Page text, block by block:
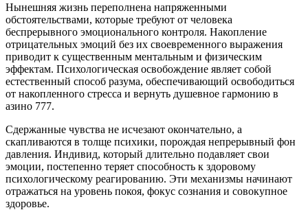
Нынешняя жизнь переполнена напряженными
обстоятельствами, которые требуют от человека
беспрерывного эмоционального контроля. Накопление
отрицательных эмоций без их своевременного выражения
приводит к существенным ментальным и физическим
эффектам. Психологическая освобождение являет собой
естественный способ разума, обеспечивающий освободиться
от накопленного стресса и вернуть душевное гармонию в
азино 777.
Сдержанные чувства не исчезают окончательно, а
скапливаются в толще психики, порождая непрерывный фон
давления. Индивид, который длительно подавляет свои
эмоции, постепенно теряет способность к здоровому
психологическому реагированию. Эти механизмы начинают
отражаться на уровень покоя, фокус сознания и совокупное
здоровье.